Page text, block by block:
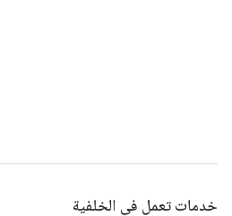
خدمات تعمل في الخلفية